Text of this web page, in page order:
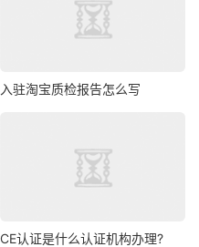
入驻淘宝质检报告怎么写
CE认证是什么认证机构办理?